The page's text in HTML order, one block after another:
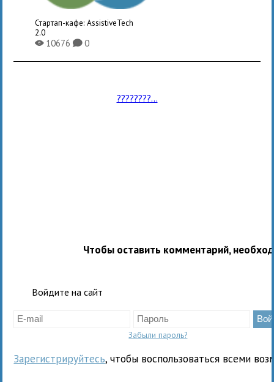
Стартап-кафе: AssistiveTech
2.0
X10676K0
????????...
Чтобы оставить комментарий,
Войдите на сайт
Забыли пароль?
Зарегистрируйтесь, чтобы воспользоваться всеми